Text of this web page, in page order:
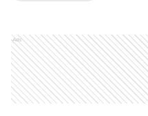
Ads